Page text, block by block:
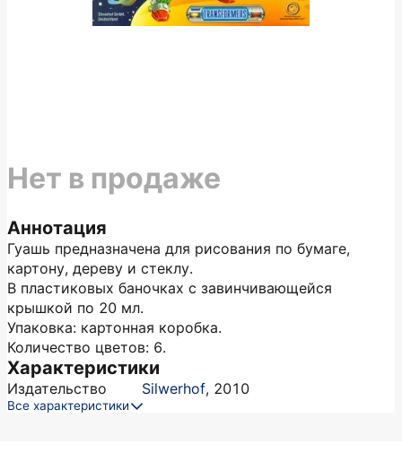
Аннотация
Гуашь предназначена для рисования по бумаге,
картону, дереву и стеклу.
В пластиковых баночках с завинчивающейся
крышкой по 20 мл.
Упаковка: картонная коробка.
Количество цветов: 6.
Характеристики
Издательство Silwerhof, 2010
Все характеристики
Нет в продаже